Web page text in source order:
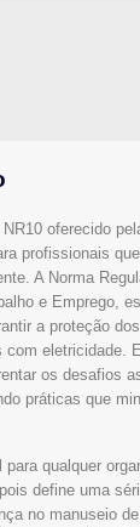
oferecido
profissionais
A Norma
e Emprego,
a proteção
eletricidade.
os desafios
práticas que
para qualquer
define uma
no manuseio